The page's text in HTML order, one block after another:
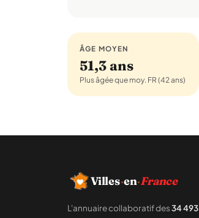
ÂGE MOYEN
51,3 ans
Plus âgée que moy. FR (42 ans)
Villes·en·France
L'annuaire collaboratif des34 493